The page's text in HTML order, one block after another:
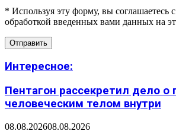
* Используя эту форму, вы соглашаетесь
обработкой введенных вами данных на
Интересное:
Пентагон рассекретил дело
человеческим телом внутри
08.08.202608.08.2026